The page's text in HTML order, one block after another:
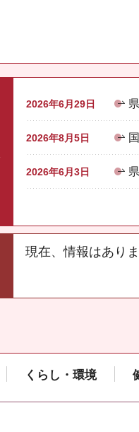
2026年6月29日
2026年8月5日
2026年6月3日
現在、情報はありま
くらし・環境